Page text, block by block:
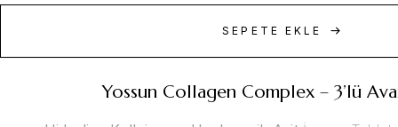
SEPETE EKLE
Yossun Collagen Complex – 3’lü